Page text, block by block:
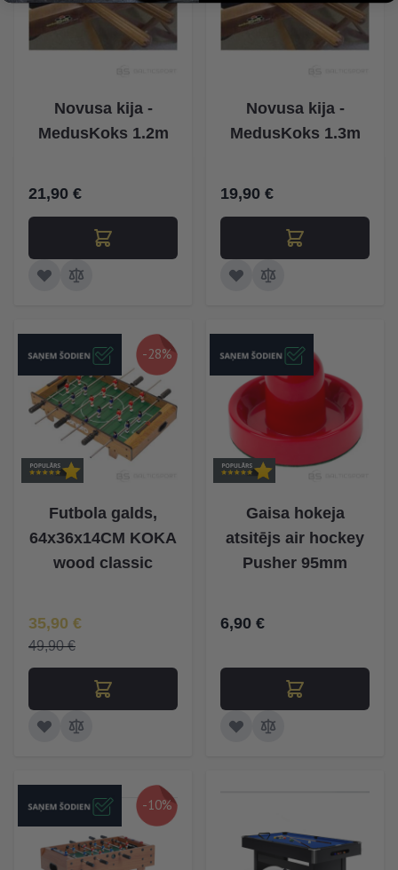
Novusa kija -
MedusKoks 1.2m
21,90 €
Novusa kija -
MedusKoks 1.3m
19,90 €
-28%
Futbola galds,
64x36x14CM KOKA
wood classic
Īpaša Cena
35,90 €
49,90 €
Gaisa hokeja
atsitējs air hockey
Pusher 95mm
6,90 €
-10%